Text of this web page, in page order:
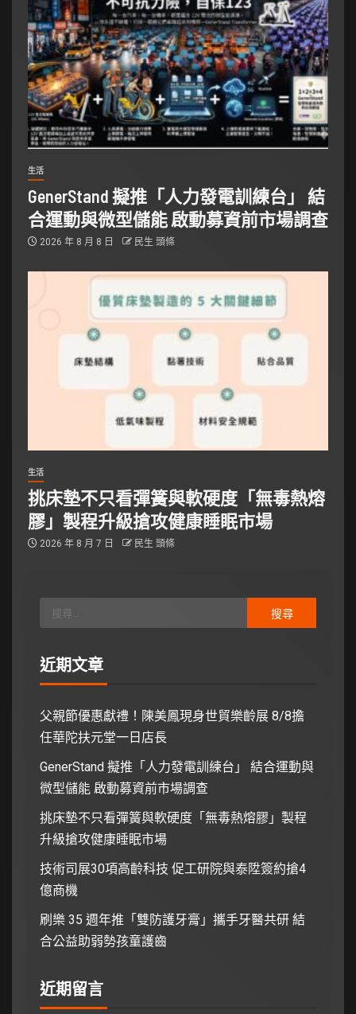
生活
GenerStand 擬推「人力發電訓練台」 結
合運動與微型儲能 啟動募資前市場調查
2026 年 8 月 8 日 民生 頭條
生活
挑床墊不只看彈簧與軟硬度「無毒熱熔
膠」製程升級搶攻健康睡眠市場
2026 年 8 月 7 日 民生 頭條
近期文章
父親節優惠獻禮！陳美鳳現身世貿樂齡展 8/8擔
任華陀扶元堂一日店長
GenerStand 擬推「人力發電訓練台」 結合運動與
微型儲能 啟動募資前市場調查
挑床墊不只看彈簧與軟硬度「無毒熱熔膠」製程
升級搶攻健康睡眠市場
技術司展30項高齡科技 促工研院與泰陞簽約搶4
億商機
刷樂 35 週年推「雙防護牙膏」攜手牙醫共研 結
合公益助弱勢孩童護齒
近期留言